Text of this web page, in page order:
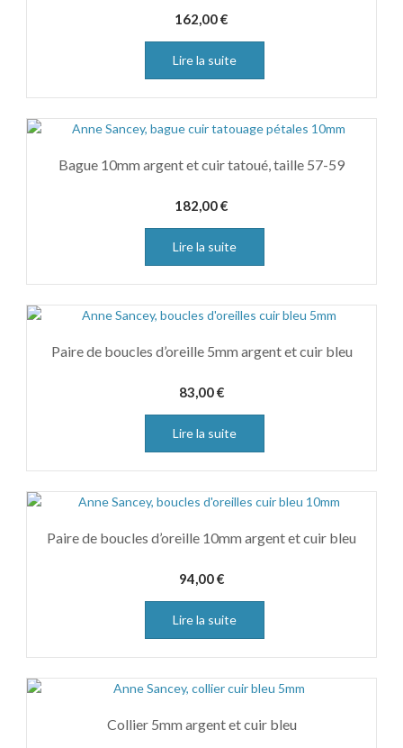
162,00€
Lire la suite
Bague 10mm argent et cuir tatoué, taille 57-59
182,00€
Lire la suite
Paire de boucles d’oreille 5mm argent et cuir bleu
83,00€
Lire la suite
Paire de boucles d’oreille 10mm argent et cuir bleu
94,00€
Lire la suite
Collier 5mm argent et cuir bleu